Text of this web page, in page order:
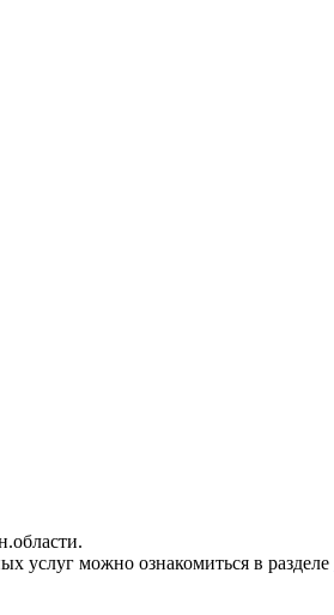
услуг можно ознакомиться в разделе